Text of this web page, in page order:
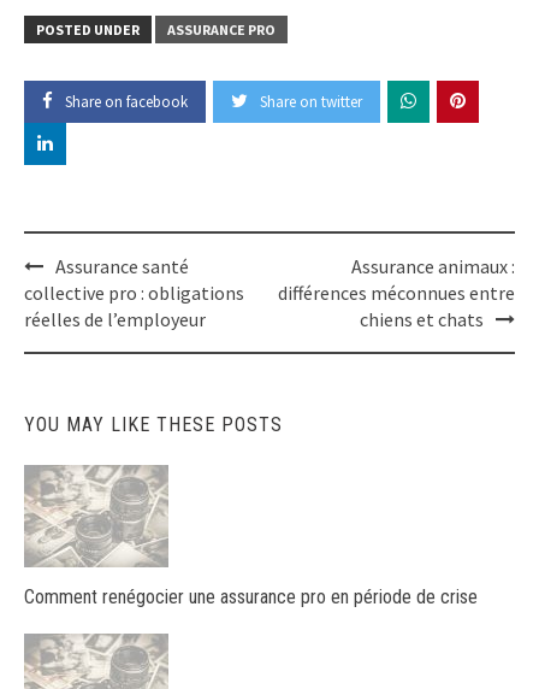
POSTED UNDER ASSURANCE PRO
Share on facebook Share on twitter
Post
navigation
Assurance santé
collective pro : obligations
réelles de l’employeur
Assurance animaux :
différences méconnues entre
chiens et chats
YOU MAY LIKE THESE POSTS
Comment renégocier une assurance pro en période de crise